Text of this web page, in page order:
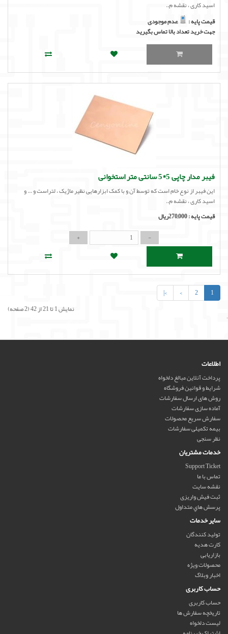
اسید کاری ، نقشه م..
قیمت پایه :
عدم موجودی
جهت خرید تعداد بالا تماس بگیرید
فیبر مدار چاپی 5*5 سانتی متر استخوانی
این فیبر از نوع خام است که توسط آن و با کمک ابزارهایی نظیر ماژیک ، لتراست و ... و
اسید کاری ، نقشه م..
قیمت پایه :270,000ریال
1
2
>
>|
نمایش 1 تا 21 از 42 (2 صفحه)
'
اطلاعات
پرداخت آنلاین مبالغ دلخواه
شرایط و قوانین فروشگاه
روش های ارسال سفارشات
آماده سازی سفارشات
سفارش سریع محصولات
بیمه تکمیلی سفارشات
نظر سنجی
خدمات مشتریان
Support Ticket
تماس با ما
نقشه سایت
ثبت فیش واریزی
پرسش هاي متداول
سایر خدمات
تولید کنندگان
کارت هدیه
بازاریابی
محصولات ویژه
اخبار وبلاگ
حساب کاربری
حساب کاربری
تاریخچه سفارش ها
لیست دلخواه